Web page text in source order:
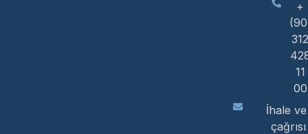
+
11
00
İhale